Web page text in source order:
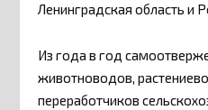
Ленинградская область и
Из года в год
животноводов,
переработчиков